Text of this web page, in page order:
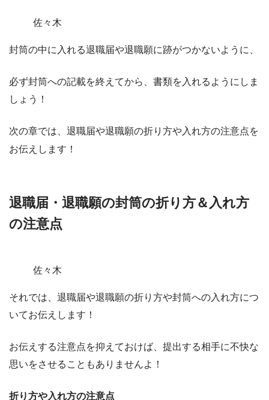
佐々木
封筒の中に入れる退職届や退職願に跡がつかないように、
必ず封筒への記載を終えてから、書類を入れるようにしま
しょう！
次の章では、退職届や退職願の折り方や入れ方の注意点を
お伝えします！
退職届・退職願の封筒の折り方＆入れ方
の注意点
佐々木
それでは、退職届や退職願の折り方や封筒への入れ方につ
いてお伝えします！
お伝えする注意点を抑えておけば、提出する相手に不快な
思いをさせることもありませんよ！
折り方や入れ方の注意点